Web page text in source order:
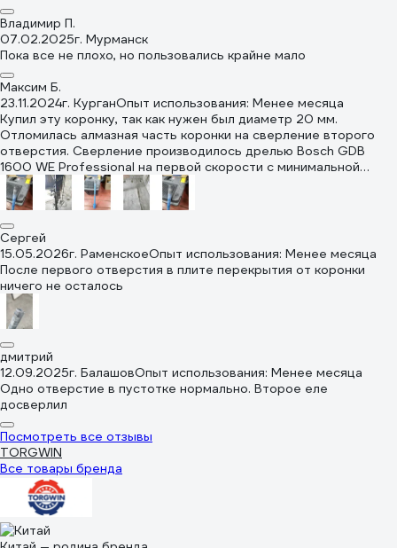
Владимир П.
07.02.2025г. Мурманск
Пока все не плохо, но пользовались крайне мало
Максим Б.
23.11.2024г. КурганОпыт использования: Менее месяца
Купил эту коронку, так как нужен был диаметр 20 мм.
Отломилась алмазная часть коронки на сверление второго
отверстия. Сверление производилось дрелью Bosch GDB
1600 WE Professional на первой скорости с минимальной
плавно падачей через центрующий кондуктор.
Сергей
15.05.2026г. РаменскоеОпыт использования: Менее месяца
После первого отверстия в плите перекрытия от коронки
ничего не осталось
дмитрий
12.09.2025г. БалашовОпыт использования: Менее месяца
Одно отверстие в пустотке нормально. Второе еле
досверлил
Посмотреть все отзывы
TORGWIN
Все товары бренда